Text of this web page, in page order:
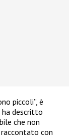
piccoli”, è
descritto
che non
con